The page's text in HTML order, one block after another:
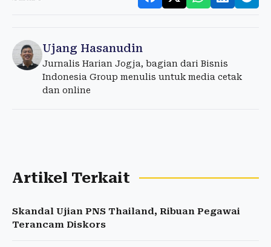
Ujang Hasanudin
Jurnalis Harian Jogja, bagian dari Bisnis
Indonesia Group menulis untuk media cetak
dan online
Artikel Terkait
Skandal Ujian PNS Thailand, Ribuan Pegawai
Terancam Diskors